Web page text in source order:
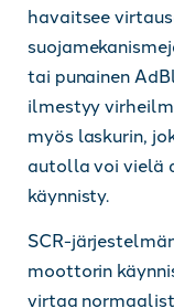
havaitsee
tai punainen
ilmestyy
myös laskurin,
autolla voi vielä
käynnisty.
SCR-
moottorin
virtaa